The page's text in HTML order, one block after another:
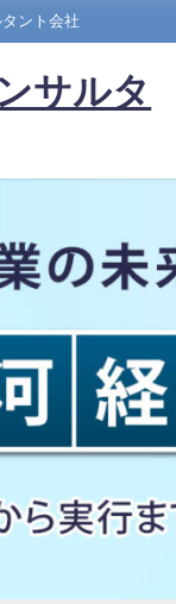
ント会社
サルタ